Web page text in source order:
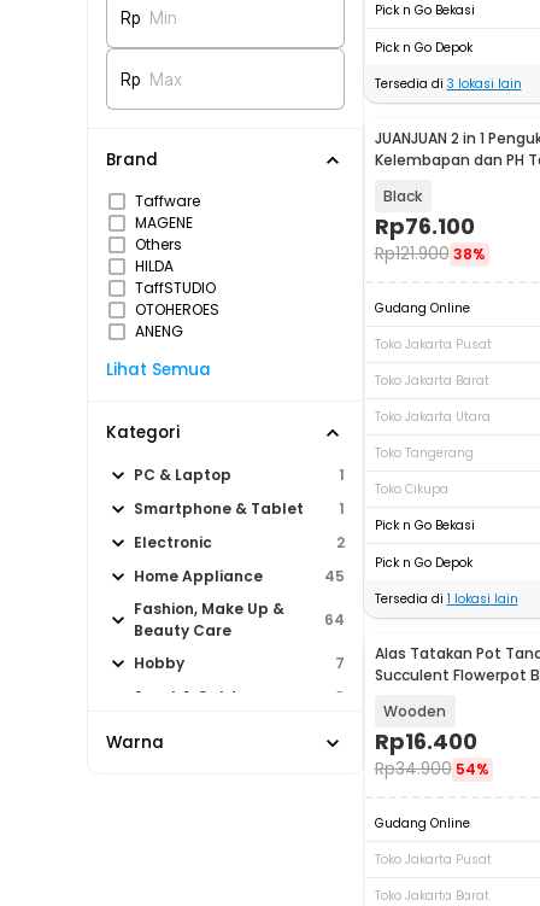
Rp Min
Rp Max
Brand
Taffware
MAGENE
Others
HILDA
TaffSTUDIO
OTOHEROES
ANENG
Lihat Semua
Kategori
PC & Laptop
1
Smartphone & Tablet
1
Electronic
2
Home Appliance
45
Fashion, Make Up &
Beauty Care
64
Hobby
7
Sport & Outdoor
3
Warna
Pick n Go Bekasi
Pick n Go Depok
Tersedia di 3 lokasi lain
JUANJUAN 2 in 1
Kelembapan dan PH
Black
Rp76.100
Rp121.900 38%
Gudang Online
Toko Jakarta Pusat
Toko Jakarta Barat
Toko Jakarta Utara
Toko Tangerang
Toko Cikupa
Pick n Go Bekasi
Pick n Go Depok
Tersedia di 1 lokasi lain
Alas Tatakan Pot
Succulent Flowerpot
Wooden
Rp16.400
Rp34.900 54%
Gudang Online
Toko Jakarta Pusat
Toko Jakarta Barat